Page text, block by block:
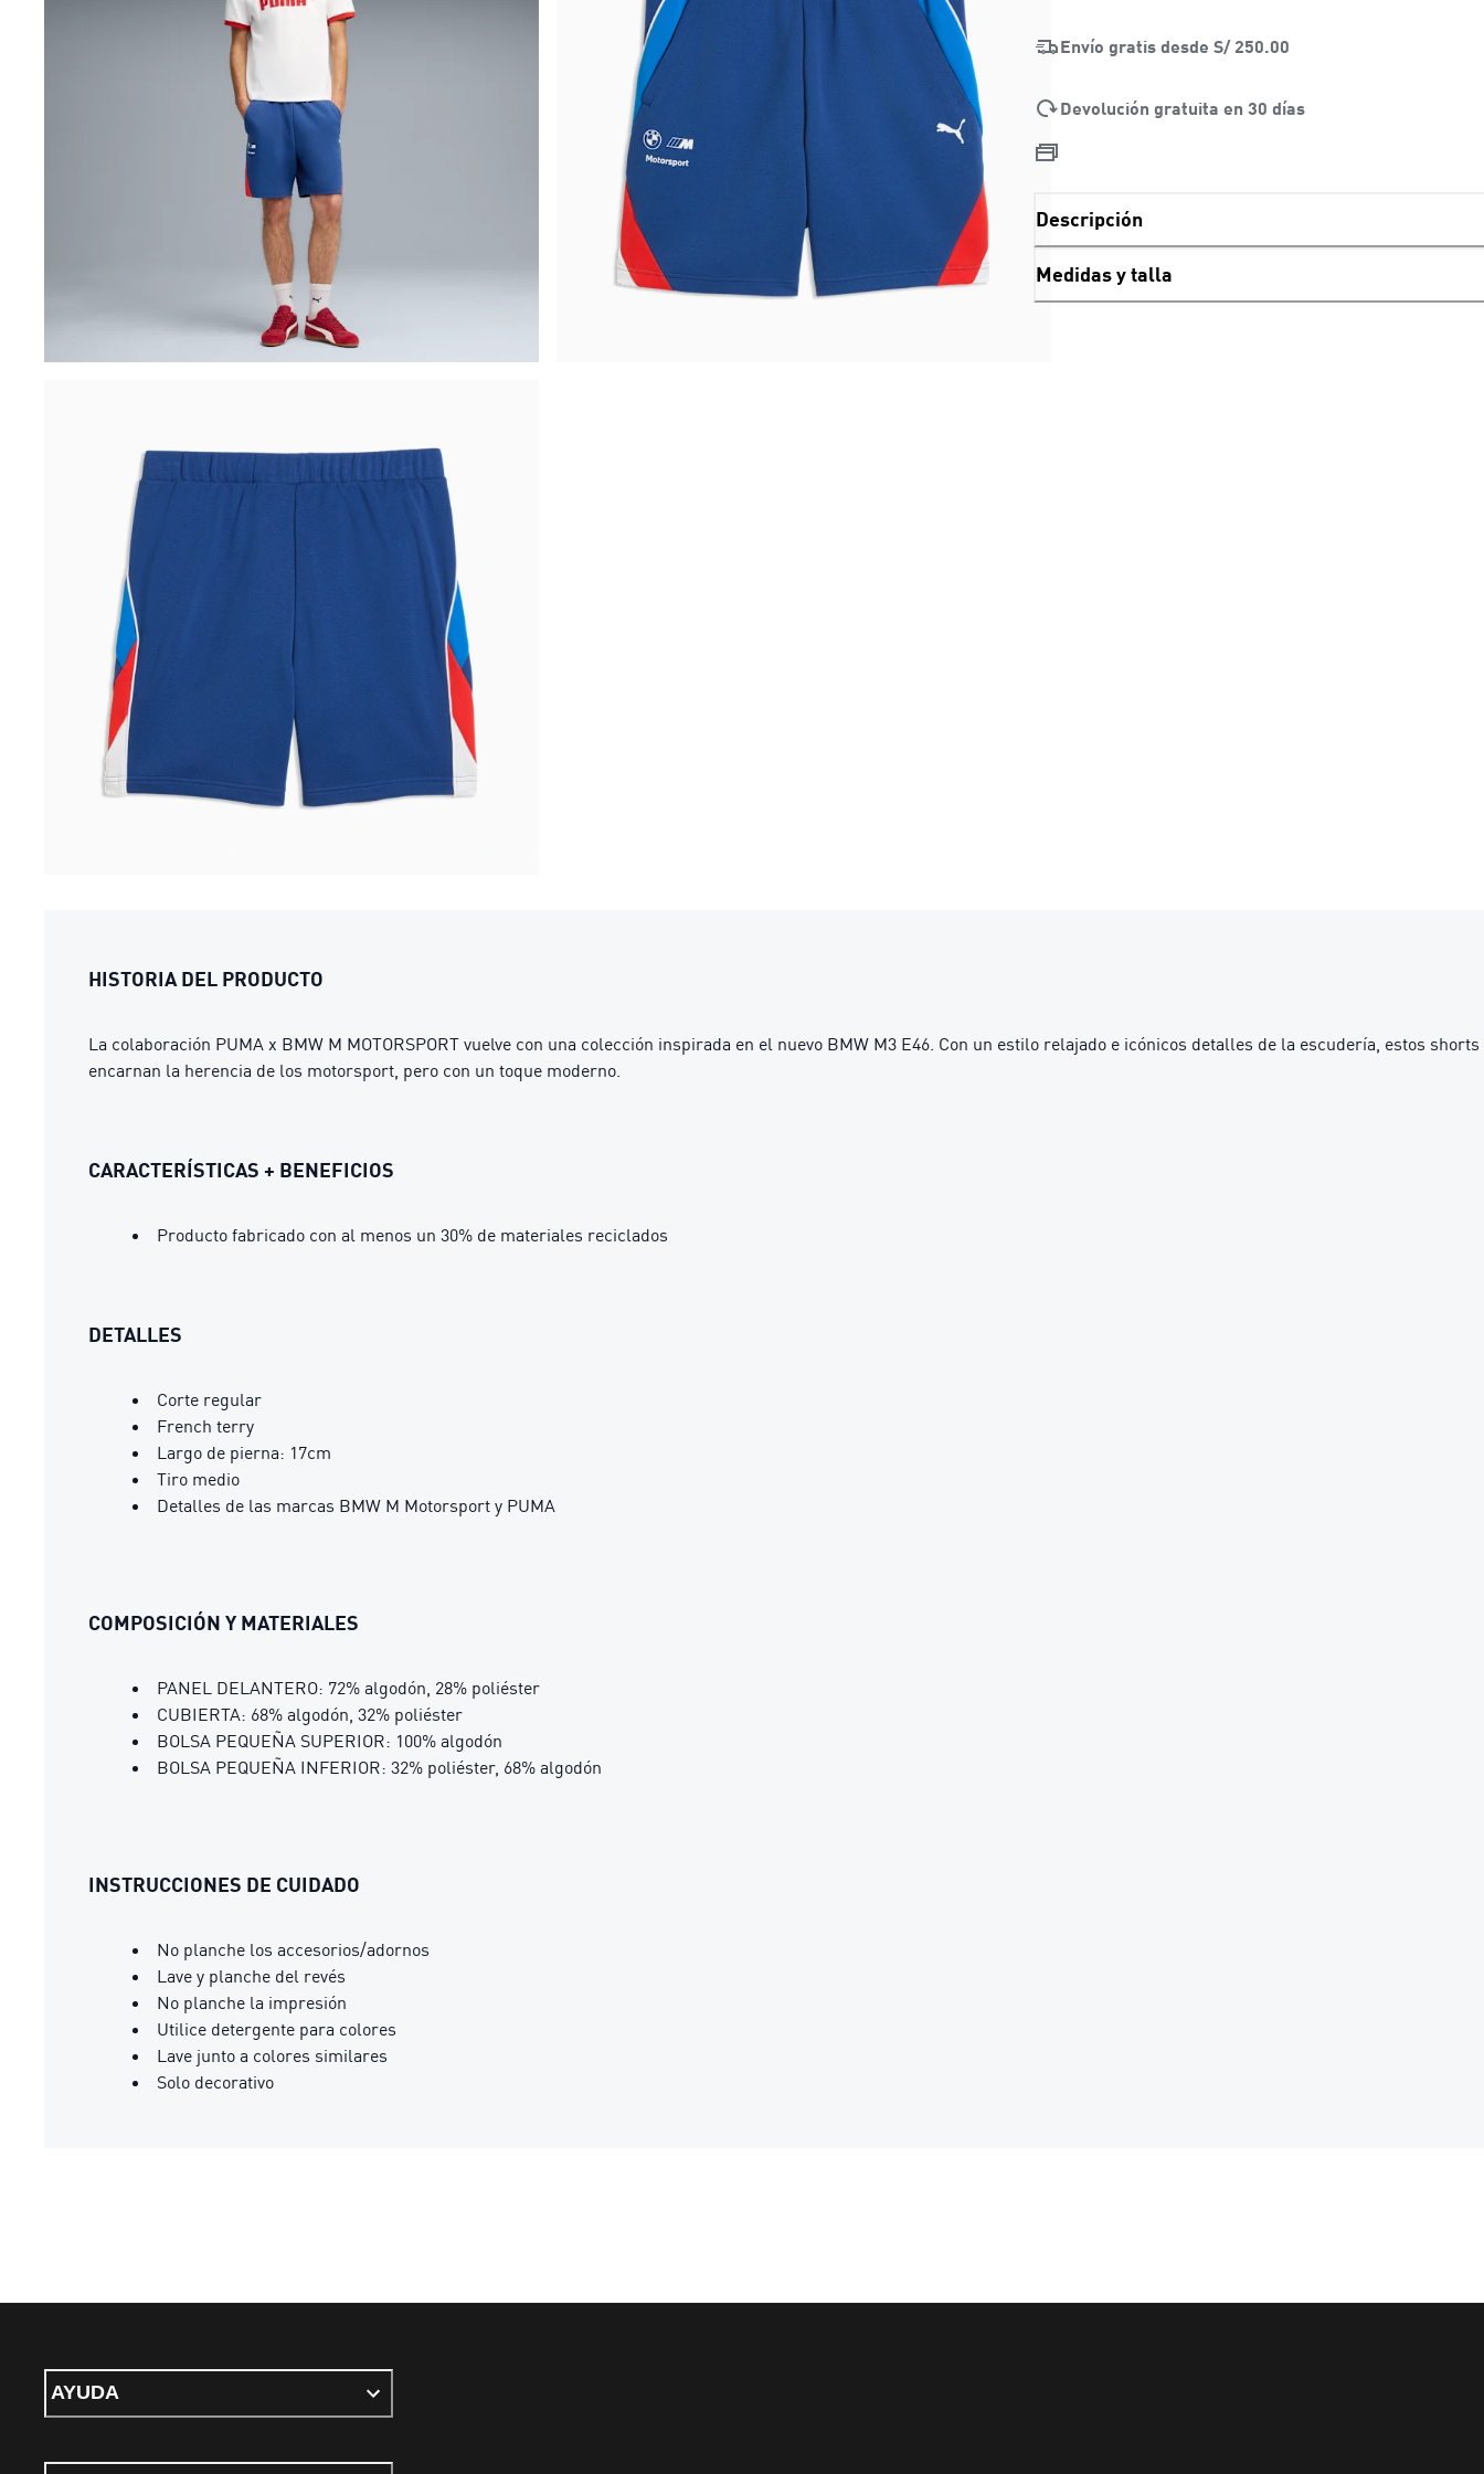
Envío gratis desde S/ 250.00
Devolución gratuita en 30 días
Descripción
Medidas y talla
HISTORIA DEL PRODUCTO
La colaboración PUMA x BMW M MOTORSPORT vuelve con una colección inspirada en el nuevo BMW M3 E46. Con un estilo relajado e icónicos detalles de la escudería, estos shorts
encarnan la herencia de los motorsport, pero con un toque moderno.
CARACTERÍSTICAS + BENEFICIOS
Producto fabricado con al menos un 30% de materiales reciclados
DETALLES
Corte regular
French terry
Largo de pierna: 17cm
Tiro medio
Detalles de las marcas BMW M Motorsport y PUMA
COMPOSICIÓN Y MATERIALES
PANEL DELANTERO: 72% algodón, 28% poliéster
CUBIERTA: 68% algodón, 32% poliéster
BOLSA PEQUEÑA SUPERIOR: 100% algodón
BOLSA PEQUEÑA INFERIOR: 32% poliéster, 68% algodón
INSTRUCCIONES DE CUIDADO
No planche los accesorios/adornos
Lave y planche del revés
No planche la impresión
Utilice detergente para colores
Lave junto a colores similares
Solo decorativo
AYUDA